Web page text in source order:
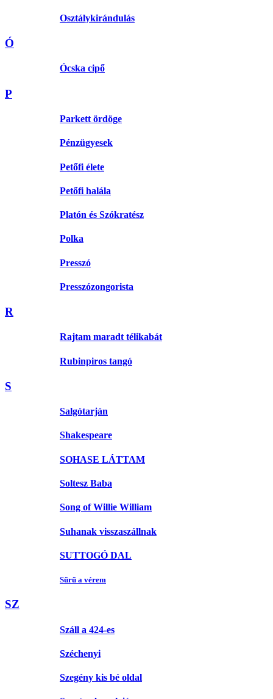
Osztálykirándulás
Ó
Ócska cipő
P
Parkett ördöge
Pénzügyesek
Petőfi élete
Petőfi halála
Platón és Szókratész
Polka
Presszó
Presszózongorista
R
Rajtam maradt télikabát
Rubinpiros tangó
S
Salgótarján
Shakespeare
SOHASE LÁTTAM
Soltesz Baba
Song of Willie William
Suhanak visszaszállnak
SUTTOGÓ DAL
Sűrű a vérem
SZ
Száll a 424-es
Széchenyi
Szegény kis bé oldal